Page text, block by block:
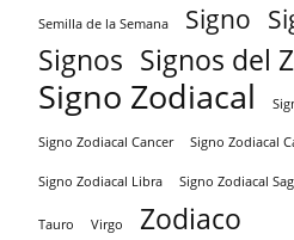
Semilla de la Semana Signo
Signos Signos del
Signo Zodiacal
Signo Zodiacal Cancer Signo Zodiacal
Signo Zodiacal Libra Signo Zodiacal
Tauro Virgo Zodiaco